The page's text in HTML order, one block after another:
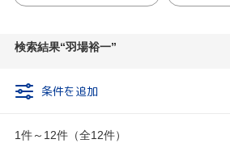
検索結果 羽場裕一
条件を追加
1件～12件（全12件）